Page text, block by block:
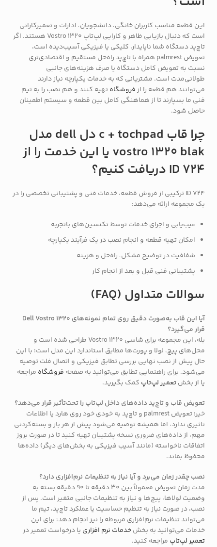
این قطعه مناسب کاربران خانگی، دانشجویان، ادارات و تعمیرکارانی
است که دنبال بازیابی ظاهر و کارایی لپ‌تاپ Vostro 1320 هستند. اگر
تاچ‌پد دستگاه شما ناپایدار، کلیکی یا فیزیکی آسیب‌دیده است،
تعویض palmrest همراه با تاچ‌پد راه‌حل مستقیم و اقتصادی‌تری
نسبت به تعویض کامل دستگاه یا صرف هزینه‌های جانبی
طولانی‌مدت است. مشتریانی که به خدمات یکپارچه نیاز دارند
می‌توانند هم قطعه را ازفروشگاهتهیه کنند و هم نصب را به تیم
فنی ما بسپارند تا از هماهنگی کامل بین قطعه و سیستم اطمینان
حاصل شود.
چرا قاب c + tochpad دل dell مدل
vostro 1320 blak یا این خدمت را از
ID 724 دریافت کنیم؟
ID 724 ترکیبی از فروش قطعه، خدمات فنی و پشتیبانی تخصصی را در
یک مجموعه ارائه می‌دهد:
عیب‌یابی و اجرای خدمات توسط تکنسین‌های باتجربه
امکان تهیه قطعه و انجام نصب در یک فرآیند یکپارچه
شفافیت در توضیح مشکل، راه‌حل و هزینه
پشتیبانی فنی قبل و بعد از انجام کار
سوالات متداول (FAQ)
آیا این قاب به‌صورت دقیق روی تمام نمونه‌های Dell Vostro 1320
قرار می‌گیرد؟
بله، این مجموعه برای شاسی Vostro 1320 طراحی شده است و
محل‌های پیچ، لولا و پورت‌ها مطابق استاندارد این مدل است؛ با این
حال پیش از نصب نهایی بررسی تطابق فیزیکی و اتصال فلت توصیه
می‌شود. برای راهنمایی تطابق می‌توانید به صفحه فروشگاه مراجعه
یا از بخشتعمیر لپ‌تاپ کمک بگیرید.
تعویض قاب و تاچ‌پد داده‌های داخل لپ‌تاپ را تحت‌تأثیر قرار می‌دهد؟
خیر؛ تعویض palmrest و تاچ‌پد به خودی خود روی هارد یا اطلاعات
تاثیری ندارد، اما همیشه توصیه می‌شود پیش از هر باز و بسته‌کردنی
مهم، از داده‌های ضروری نسخه پشتیبان تهیه کنید تا در صورت بروز
اتفاقات ناخواسته (مانند آسیب فیزیکی به بخش‌های دیگر) داده‌ها
محفوظ بماند.
نصب چقدر زمان می‌برد و آیا نیاز به تنظیمات نرم‌افزاری دارد؟
مدت زمان تعویض معمولاً بین 30 دقیقه تا 90 دقیقه بسته به
وضعیت لولاها، پیچ‌ها و نیاز به تنظیمات جانبی متغیر است. پس از
نصب، در صورت نیاز به تنظیم حساسیت یا عملکرد تاچ‌پد، تیم ما
می‌تواند تنظیمات نرم‌افزاری مربوطه را نیز انجام دهد؛ برای این
خدمات می‌توانید به بخشخدمات نرم افزاری یا درخواست تعمیر در
تعمیر لپ‌تاپ مراجعه کنید.